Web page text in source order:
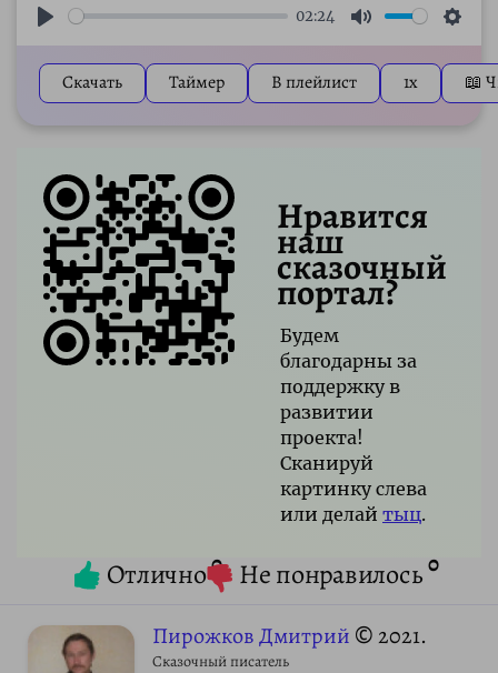
Play
02:24
Mute
Скачать Таймер В плейлист 1x 📖
Нравится
наш
сказочный
портал?
Будем
благодарны за
поддержку в
развитии
проекта!
Сканируй
картинку слева
или делай тыц.
Отлично0 Не понравилось0
Пирожков Дмитрий © 2021.
Сказочный писатель